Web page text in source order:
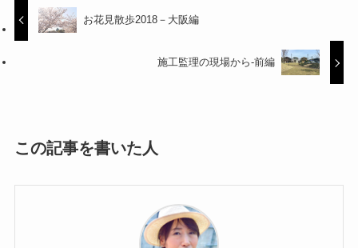
お花見散歩2018－大阪編
施工監理の現場から-前編
この記事を書いた人